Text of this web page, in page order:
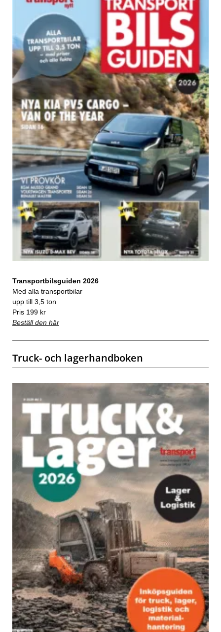
Transportbilsguiden 2026
Med alla transportbilar
upp till 3,5 ton
Pris 199 kr
Beställ den här
Truck- och lagerhandboken